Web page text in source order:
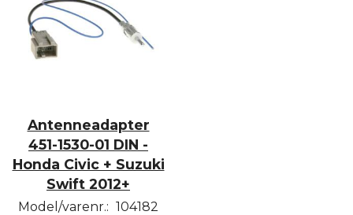
Antenneadapter
451-1530-01 DIN -
Honda Civic + Suzuki
Swift 2012+
Model/varenr.: 104182